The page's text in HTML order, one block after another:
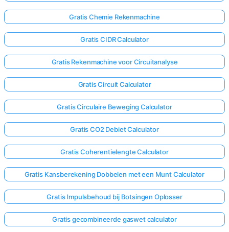
Gratis Chemie Rekenmachine
Gratis CIDR Calculator
Gratis Rekenmachine voor Circuitanalyse
Gratis Circuit Calculator
Gratis Circulaire Beweging Calculator
Gratis CO2 Debiet Calculator
Gratis Coherentielengte Calculator
Gratis Kansberekening Dobbelen met een Munt Calculator
Gratis Impulsbehoud bij Botsingen Oplosser
Gratis gecombineerde gaswet calculator